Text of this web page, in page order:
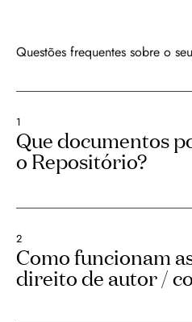
Questões frequentes sobre o
1
Que documentos
o Repositório?
2
Como funcionam
direito de autor /